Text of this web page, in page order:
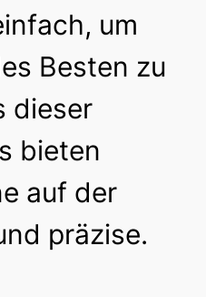
um
Besten zu
dieser
bieten
auf der
präzise.